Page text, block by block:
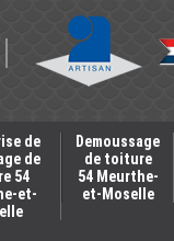
de
de
54
et-
Demoussage
de toiture
54 Meurthe-
et-Moselle